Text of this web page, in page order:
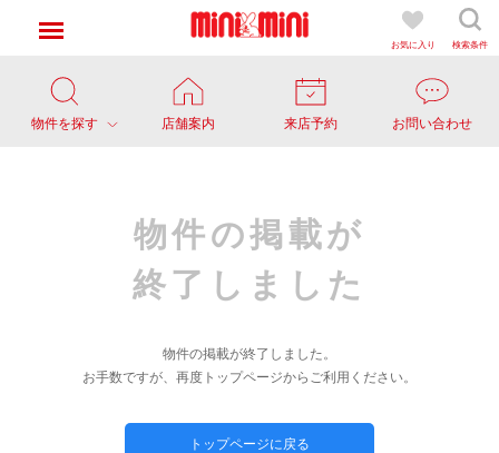
お気に入り 検索条件
物件を探す 店舗案内 来店予約 お問い合わせ
物件の掲載が
終了しました
物件の掲載が終了しました。
お手数ですが、再度トップページからご利用ください。
トップページに戻る